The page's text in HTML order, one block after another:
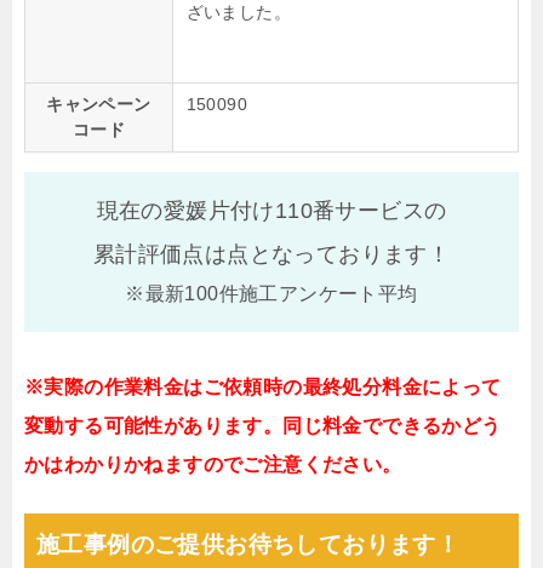
ざいました。
キャンペーン
コード
150090
現在の愛媛片付け110番サービスの
累計評価点は点となっております！
※最新100件施工アンケート平均
※実際の作業料金はご依頼時の最終処分料金によって
変動する可能性があります。同じ料金でできるかどう
かはわかりかねますのでご注意ください。
施工事例のご提供お待ちしております！